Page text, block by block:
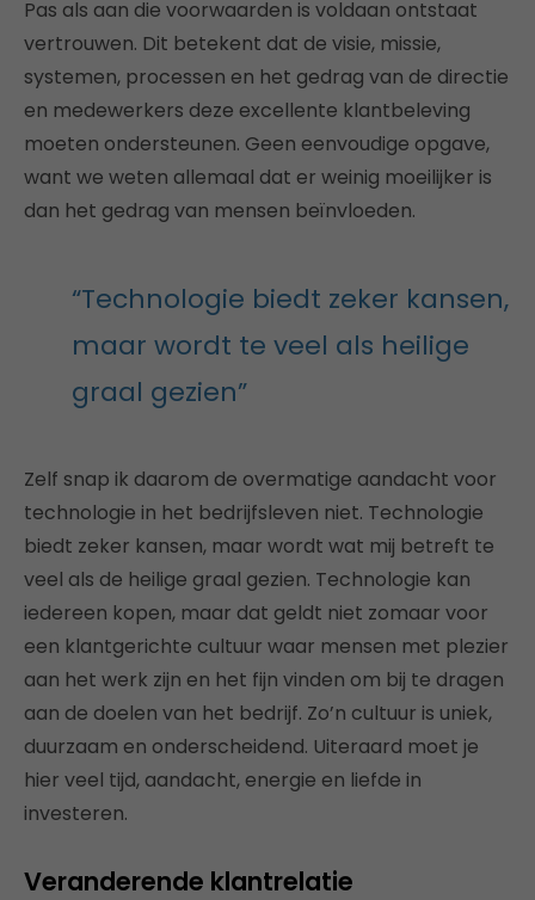
Pas als aan die voorwaarden is voldaan ontstaat
vertrouwen. Dit betekent dat de visie, missie,
systemen, processen en het gedrag van de directie
en medewerkers deze excellente klantbeleving
moeten ondersteunen. Geen eenvoudige opgave,
want we weten allemaal dat er weinig moeilijker is
dan het gedrag van mensen beïnvloeden.
“Technologie biedt zeker kansen,
maar wordt te veel als heilige
graal gezien”
Zelf snap ik daarom de overmatige aandacht voor
technologie in het bedrijfsleven niet. Technologie
biedt zeker kansen, maar wordt wat mij betreft te
veel als de heilige graal gezien. Technologie kan
iedereen kopen, maar dat geldt niet zomaar voor
een klantgerichte cultuur waar mensen met plezier
aan het werk zijn en het fijn vinden om bij te dragen
aan de doelen van het bedrijf. Zo’n cultuur is uniek,
duurzaam en onderscheidend. Uiteraard moet je
hier veel tijd, aandacht, energie en liefde in
investeren.
Veranderende klantrelatie